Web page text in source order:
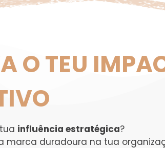
O TEU
influência estratégica?
marca duradoura na tua